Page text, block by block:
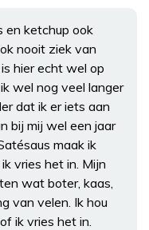
en ketchup ook
nooit ziek van
hier echt wel op
wel nog veel langer
dat ik er iets aan
bij mij wel een jaar
maak ik
vries het in. Mijn
wat boter, kaas,
van velen. Ik hou
ik vries het in.